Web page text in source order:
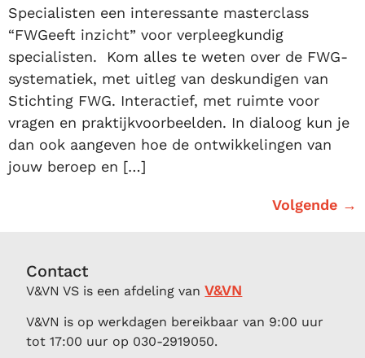
Specialisten een interessante masterclass
“FWGeeft inzicht” voor verpleegkundig
specialisten. Kom alles te weten over de FWG-
systematiek, met uitleg van deskundigen van
Stichting FWG. Interactief, met ruimte voor
vragen en praktijkvoorbeelden. In dialoog kun je
dan ook aangeven hoe de ontwikkelingen van
jouw beroep en […]
Volgende →
Contact
V&VN VS is een afdeling vanV&VN
V&VN is op werkdagen bereikbaar van 9:00 uur
tot 17:00 uur op 030-2919050.